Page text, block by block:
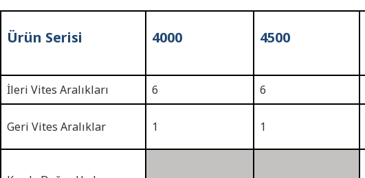
Ürün Serisi 4000 4500
İleri Vites Aralıkları 6 6
Geri Vites Aralıklar 1 1